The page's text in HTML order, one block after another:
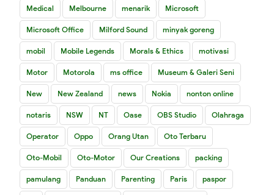
Medical Melbourne menarik Microsoft
Microsoft Office Milford Sound minyak goreng
mobil Mobile Legends Morals & Ethics motivasi
Motor Motorola ms office Museum & Galeri Seni
New New Zealand news Nokia nonton online
notaris NSW NT Oase OBS Studio Olahraga
Operator Oppo Orang Utan Oto Terbaru
Oto-Mobil Oto-Motor Our Creations packing
pamulang Panduan Parenting Paris paspor